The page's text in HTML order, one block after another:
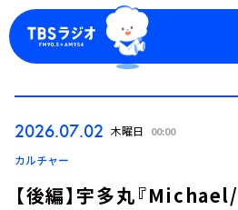
2026.07.02 木曜日 00:00
カルチャー
【後編】宇多丸『